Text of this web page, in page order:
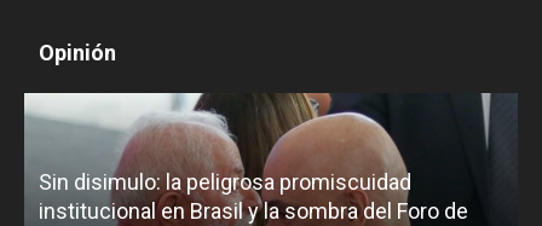
Opinión
Sin disimulo: la peligrosa promiscuidad
institucional en Brasil y la sombra del Foro de